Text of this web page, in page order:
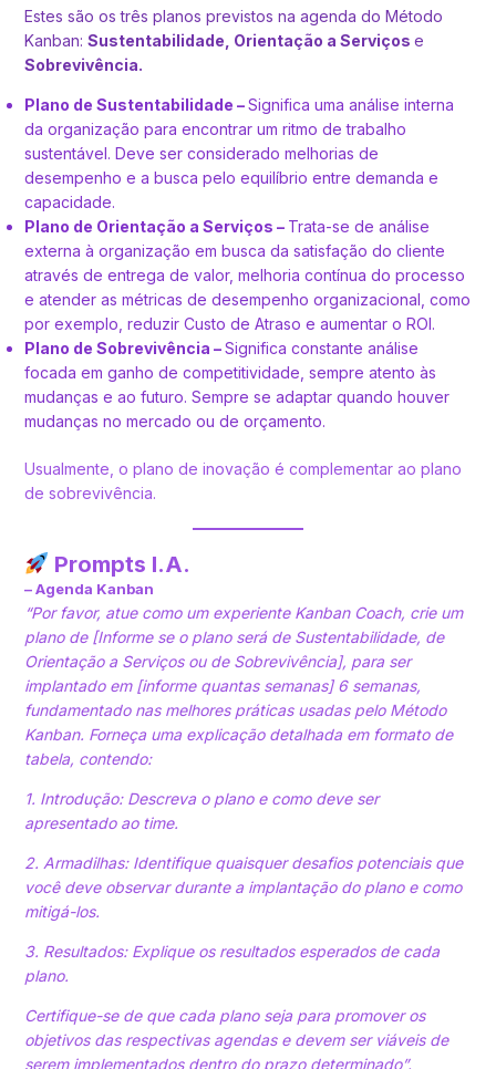
Estes são os três planos previstos na agenda do Método
Kanban: Sustentabilidade, Orientação a Serviços e
Sobrevivência.
Plano de Sustentabilidade –Significa uma análise interna
da organização para encontrar um ritmo de trabalho
sustentável. Deve ser considerado melhorias de
desempenho e a busca pelo equilíbrio entre demanda e
capacidade.
Plano de Orientação a Serviços – Trata-se de análise
externa à organização em busca da satisfação do cliente
através de entrega de valor, melhoria contínua do processo
e atender as métricas de desempenho organizacional, como
por exemplo, reduzir Custo de Atraso e aumentar o ROI.
Plano de Sobrevivência –Significa constante análise
focada em ganho de competitividade, sempre atento às
mudanças e ao futuro. Sempre se adaptar quando houver
mudanças no mercado ou de orçamento.
Usualmente, o plano de inovação é complementar ao plano
de sobrevivência.
Prompts I.A.
– Agenda Kanban
“Por favor, atue como um experiente Kanban Coach, crie um
plano de [Informe se o plano será de Sustentabilidade, de
Orientação a Serviços ou de Sobrevivência], para ser
implantado em [informe quantas semanas] 6 semanas,
fundamentado nas melhores práticas usadas pelo Método
Kanban. Forneça uma explicação detalhada em formato de
tabela, contendo:
1. Introdução: Descreva o plano e como deve ser
apresentado ao time.
2. Armadilhas: Identifique quaisquer desafios potenciais que
você deve observar durante a implantação do plano e como
mitigá-los.
3. Resultados: Explique os resultados esperados de cada
plano.
Certifique-se de que cada plano seja para promover os
objetivos das respectivas agendas e devem ser viáveis de
serem implementados dentro do prazo determinado”.